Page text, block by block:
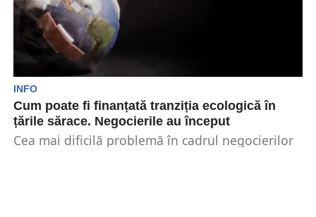
INFO
Cum poate fi finanțată tranziția ecologică în
țările sărace. Negocierile au început
Cea mai dificilă problemă în cadrul negocierilor